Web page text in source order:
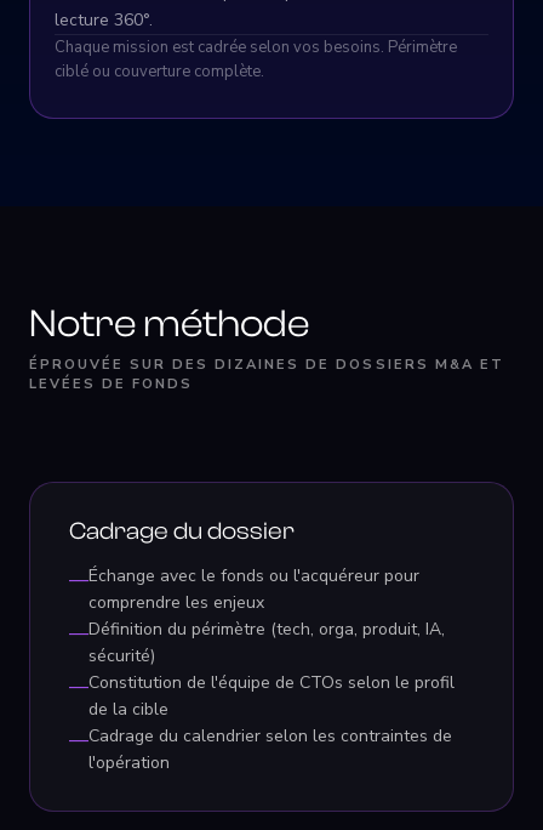
lecture 360°.
Chaque mission est cadrée selon vos besoins. Périmètre
ciblé ou couverture complète.
Notre méthode
ÉPROUVÉE SUR DES DIZAINES DE DOSSIERS M&A ET
LEVÉES DE FONDS
Cadrage du dossier
—Échange avec le fonds ou l'acquéreur pour
comprendre les enjeux
—Définition du périmètre (tech, orga, produit, IA,
sécurité)
—Constitution de l'équipe de CTOs selon le profil
de la cible
—Cadrage du calendrier selon les contraintes de
l'opération